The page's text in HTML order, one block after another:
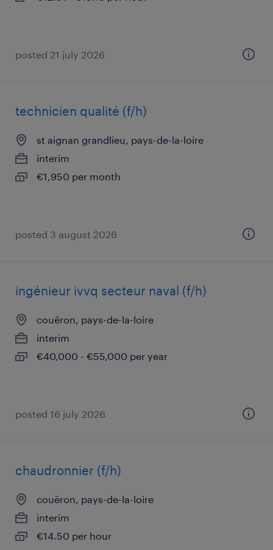
posted 21 july 2026
technicien qualité (f/h)
st aignan grandlieu, pays-de-la-loire
interim
€1,950 per month
posted 3 august 2026
ingénieur ivvq secteur naval (f/h)
couëron, pays-de-la-loire
interim
€40,000 - €55,000 per year
posted 16 july 2026
chaudronnier (f/h)
couëron, pays-de-la-loire
interim
€14.50 per hour